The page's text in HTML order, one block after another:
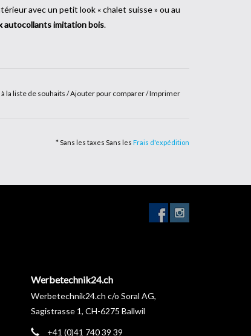
avec un petit look « chalet suisse » ou au
autocollants imitation bois.
la liste de souhaits /Ajouter pour comparer/Imprimer
* Sans les taxes Sans les Frais d'expédition
Werbetechnik24.ch
Werbetechnik24.ch c/o Soral AG,
Sagistrasse 1, CH-6275 Ballwil
+41 (0)41 740 39 39